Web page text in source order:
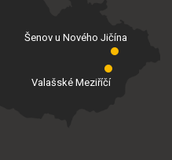
Valašské Meziříčí
Šenov u Nového Jičína